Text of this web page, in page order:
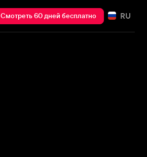
Смотреть 60 дней бесплатно RU